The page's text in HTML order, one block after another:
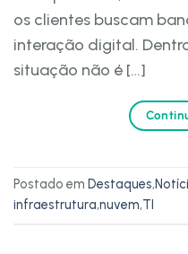
os clientes buscam
interação digital.
situação não é […]
Postado em Destaques,
infraestrutura,nuvem,TI